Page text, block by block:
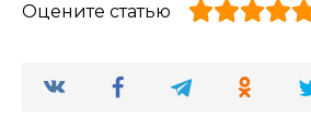
Оцените статью